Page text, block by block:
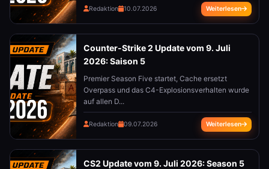
Redaktion 10.07.2026 Weiterlesen
Counter-Strike 2 Update vom 9. Juli
2026: Saison 5
Premier Season Five startet, Cache ersetzt
Overpass und das C4-Explosionsverhalten wurde
auf allen D...
Redaktion 09.07.2026 Weiterlesen
CS2 Update vom 9. Juli 2026: Season 5